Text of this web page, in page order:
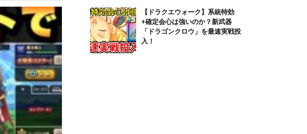
【ドラクエウォーク】系統特効
+確定会心は強いのか？新武器
「ドラゴンクロウ」を最速実戦投
入！